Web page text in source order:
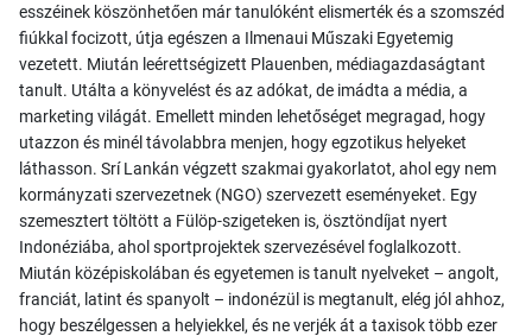
esszéinek köszönhetően már tanulóként elismerték és a szomszéd
fiúkkal focizott, útja egészen a Ilmenaui Műszaki Egyetemig
vezetett. Miután leérettségizett Plauenben, médiagazdaságtant
tanult. Utálta a könyvelést és az adókat, de imádta a média, a
marketing világát. Emellett minden lehetőséget megragad, hogy
utazzon és minél távolabbra menjen, hogy egzotikus helyeket
láthasson. Srí Lankán végzett szakmai gyakorlatot, ahol egy nem
kormányzati szervezetnek (NGO) szervezett eseményeket. Egy
szemesztert töltött a Fülöp-szigeteken is, ösztöndíjat nyert
Indonéziába, ahol sportprojektek szervezésével foglalkozott.
Miután középiskolában és egyetemen is tanult nyelveket – angolt,
franciát, latint és spanyolt – indonézül is megtanult, elég jól ahhoz,
hogy beszélgessen a helyiekkel, és ne verjék át a taxisok több ezer